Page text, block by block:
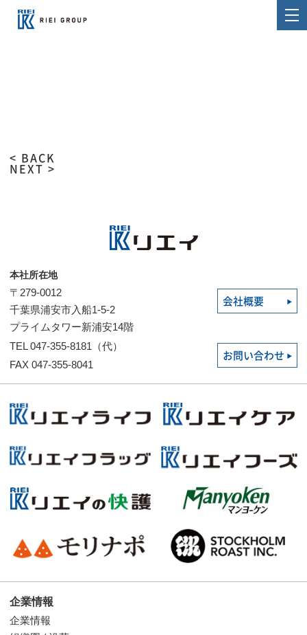
< BACK
NEXT >
本社所在地
〒279-0012
千葉県浦安市入船1-5-2
プライムタワー新浦安14階
会社概要
TEL 047-355-8181（代）
FAX 047-355-8041
お問い合わせ
企業情報
企業情報